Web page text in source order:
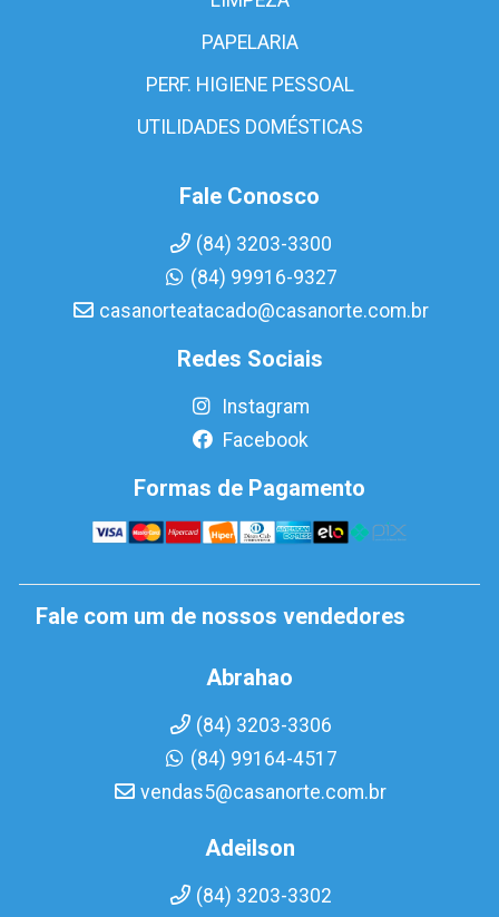
PAPELARIA
PERF. HIGIENE PESSOAL
UTILIDADES DOMÉSTICAS
Fale Conosco
(84) 3203-3300
(84) 99916-9327
casanorteatacado@casanorte.com.br
Redes Sociais
Instagram
Facebook
Formas de Pagamento
Fale com um de nossos vendedores
Abrahao
(84) 3203-3306
(84) 99164-4517
vendas5@casanorte.com.br
Adeilson
(84) 3203-3302